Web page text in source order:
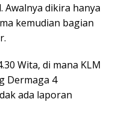
Awalnya dikira hanya
kemudian bagian
Wita, di mana KLM
Dermaga 4
ada laporan